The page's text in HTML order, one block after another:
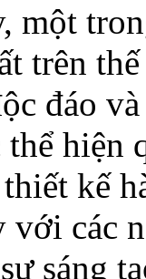
một
trên
đáo
hiện
kế
với các
sáng